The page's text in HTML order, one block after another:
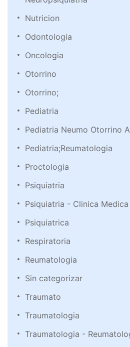
Nutricion
Odontologia
Oncologia
Otorrino
Otorrino;
Pediatria
Pediatria Neumo Otorrino
Pediatria;Reumatologia
Proctologia
Psiquiatria
Psiquiatria - Clinica
Psiquiatrica
Respiratoria
Reumatologia
Sin categorizar
Traumato
Traumatologia
Traumatologia -